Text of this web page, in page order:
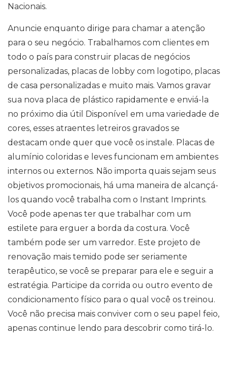
Nacionais.
Anuncie enquanto dirige para chamar a atenção
para o seu negócio. Trabalhamos com clientes em
todo o país para construir placas de negócios
personalizadas, placas de lobby com logotipo, placas
de casa personalizadas e muito mais. Vamos gravar
sua nova placa de plástico rapidamente e enviá-la
no próximo dia útil Disponível em uma variedade de
cores, esses atraentes letreiros gravados se
destacam onde quer que você os instale. Placas de
alumínio coloridas e leves funcionam em ambientes
internos ou externos. Não importa quais sejam seus
objetivos promocionais, há uma maneira de alcançá-
los quando você trabalha com o Instant Imprints.
Você pode apenas ter que trabalhar com um
estilete para erguer a borda da costura. Você
também pode ser um varredor. Este projeto de
renovação mais temido pode ser seriamente
terapêutico, se você se preparar para ele e seguir a
estratégia. Participe da corrida ou outro evento de
condicionamento físico para o qual você os treinou.
Você não precisa mais conviver com o seu papel feio,
apenas continue lendo para descobrir como tirá-lo.